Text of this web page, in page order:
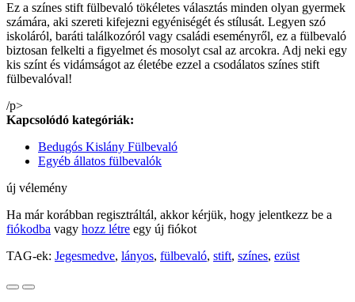
Ez a színes stift fülbevaló tökéletes választás minden olyan gyermek
számára, aki szereti kifejezni egyéniségét és stílusát. Legyen szó
iskoláról, baráti találkozóról vagy családi eseményről, ez a fülbevaló
biztosan felkelti a figyelmet és mosolyt csal az arcokra. Adj neki egy
kis színt és vidámságot az életébe ezzel a csodálatos színes stift
fülbevalóval!
/p>
Kapcsolódó kategóriák:
Bedugós Kislány Fülbevaló
Egyéb állatos fülbevalók
új vélemény
Ha már korábban regisztráltál, akkor kérjük, hogy jelentkezz be a
fiókodba vagy hozz létre egy új fiókot
TAG-ek: Jegesmedve, lányos, fülbevaló, stift, színes, ezüst